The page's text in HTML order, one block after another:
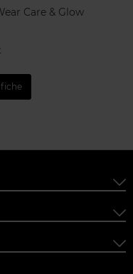
Care & Glow
fiche